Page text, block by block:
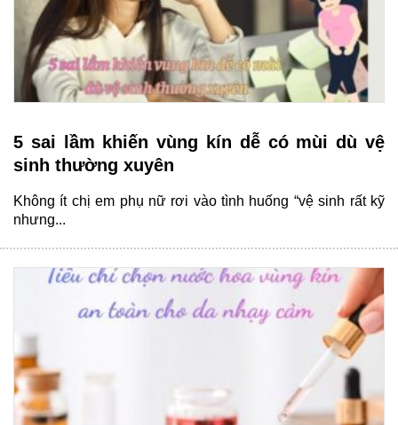
5 sai lầm khiến vùng kín dễ có mùi dù vệ
sinh thường xuyên
Không ít chị em phụ nữ rơi vào tình huống “vệ sinh rất kỹ
nhưng...